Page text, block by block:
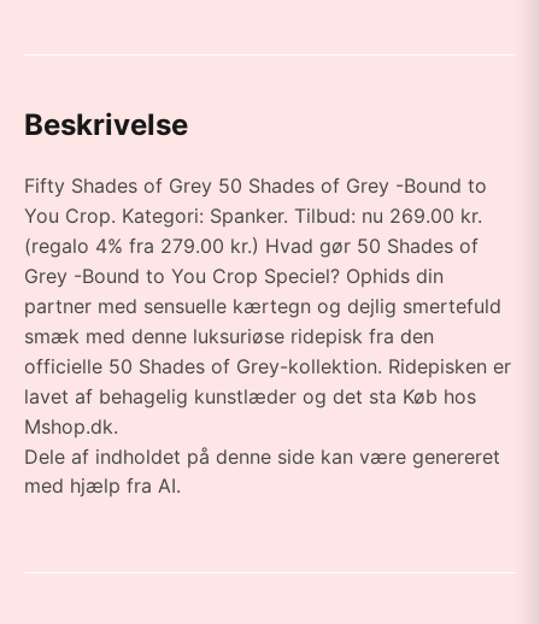
Beskrivelse
Fifty Shades of Grey 50 Shades of Grey -Bound to
You Crop. Kategori: Spanker. Tilbud: nu 269.00 kr.
(regalo 4% fra 279.00 kr.) Hvad gør 50 Shades of
Grey -Bound to You Crop Speciel? Ophids din
partner med sensuelle kærtegn og dejlig smertefuld
smæk med denne luksuriøse ridepisk fra den
officielle 50 Shades of Grey-kollektion. Ridepisken er
lavet af behagelig kunstlæder og det sta Køb hos
Mshop.dk.
Dele af indholdet på denne side kan være genereret
med hjælp fra AI.